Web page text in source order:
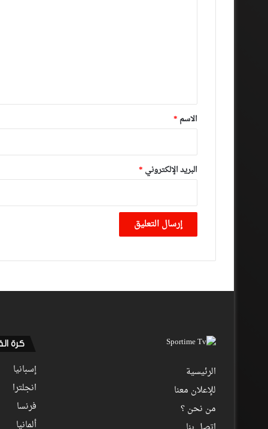
*
الاسم *
البريد الإلكتروني *
الرئيسية
للإعلان معنا
من نحن ؟
كرة
إسبانيا
انجلترا
فرنسا
ألمانيا